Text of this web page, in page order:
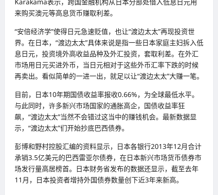
来购买澳元等高息货币赚取利差。
“安倍经济学”使得日元急速贬值，也让“渡边太太”再现投资世
界。在日本，“渡边太太”具体来说是指一些日本家庭主妇拆入低
息日元，投资境外高收益品种及外汇投资，套取利差。在外汇
市场用日元买进外币，当日元相对于这些外币汇率下跌的时候
再卖出。看似简单的一进一出，就足以让“渡边太太”大赚一笔。
目前，日本10年期国债收益率报收0.66%，为全球最低水平。
与此同时，许多新兴市场国家的通胀高企，国债收益率狂
飙，“渡边太太”当然不会错过这当中的赚钱机会。最新数据显
示，“渡边太太”们开始抄底巴西债券。
彭博和野村控股汇编的资料显示，日本各银行2013年12月合计
承销3.5亿美元的巴西雷亚尔债券，在日本新兴市场货币债券市
场发行量高居榜首。日本财务省发布的数据还显示，截至去年
11月，日本投资者增持外国债券数量创下近3年来新高。